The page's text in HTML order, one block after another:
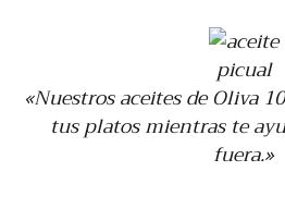
«Nuestros aceites de Oliva
tus platos mientras te
fuera.»